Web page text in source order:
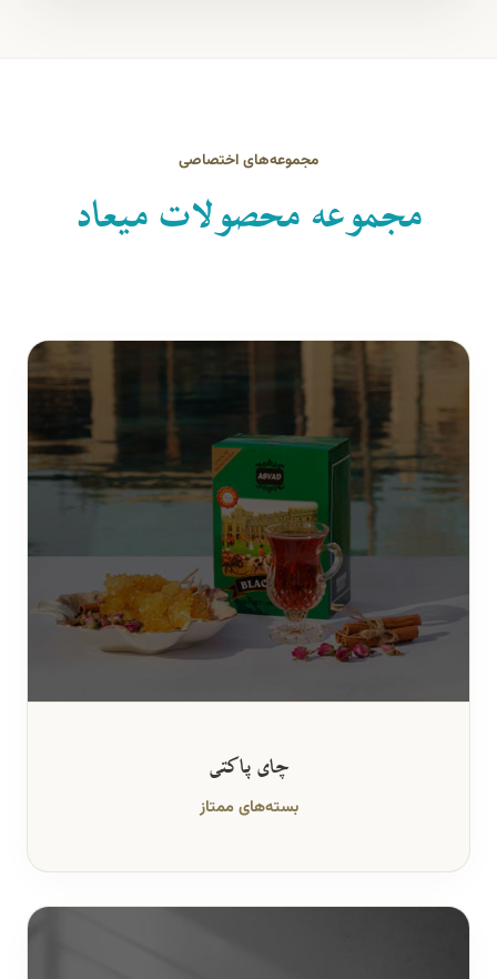
مجموعه‌های اختصاصی
مجموعه محصولات میعاد
چای پاکتی
بسته‌های ممتاز